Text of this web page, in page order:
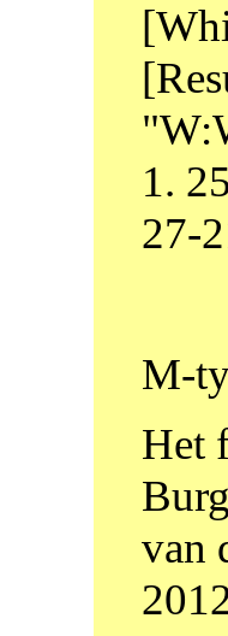
1.
27-
M-
Het
van